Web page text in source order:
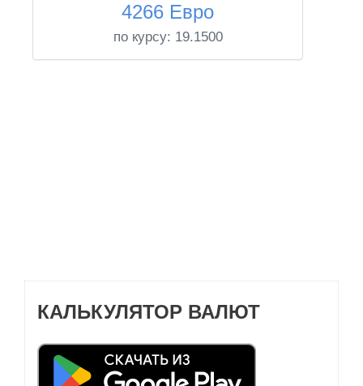
4266 Евро
по курсу: 19.1500
КАЛЬКУЛЯТОР ВАЛЮТ